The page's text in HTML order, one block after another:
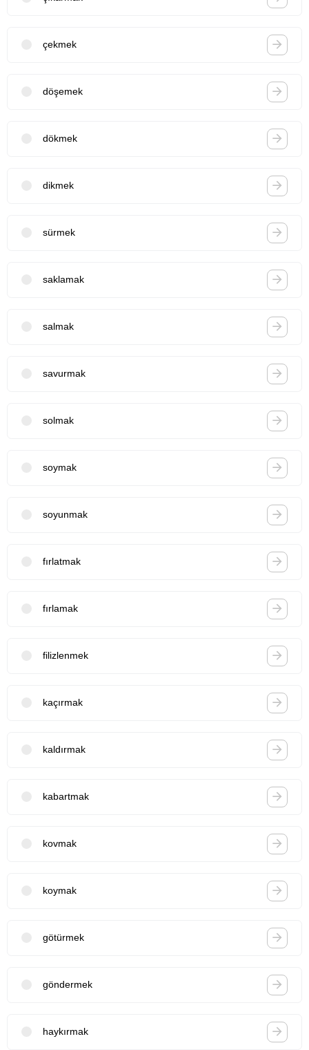
çekmek
döşemek
dökmek
dikmek
sürmek
saklamak
salmak
savurmak
solmak
soymak
soyunmak
fırlatmak
fırlamak
filizlenmek
kaçırmak
kaldırmak
kabartmak
kovmak
koymak
götürmek
göndermek
haykırmak